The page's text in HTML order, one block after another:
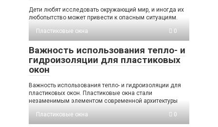
Дети любят исследовать окружающий мир, и иногда их
любопытство может привести к опасным ситуациям.
Пластиковые окна
0
Важность использования тепло- и
гидроизоляции для пластиковых
окон
Важность использования тепло- и гидроизоляции для
пластиковых окон. Пластиковые окна стали
незаменимым элементом современной архитектуры
Пластиковые окна
0